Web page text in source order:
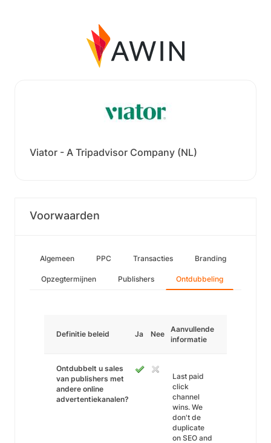
Viator - A Tripadvisor Company (NL)
Voorwaarden
Algemeen PPC Transacties Branding
Opzegtermijnen Publishers Ontdubbeling
Definitie beleid Ja Nee
Aanvullende
informatie
Ontdubbelt u sales
van publishers met
andere online
advertentiekanalen?
Last paid
click
channel
wins. We
don't de
duplicate
on SEO and